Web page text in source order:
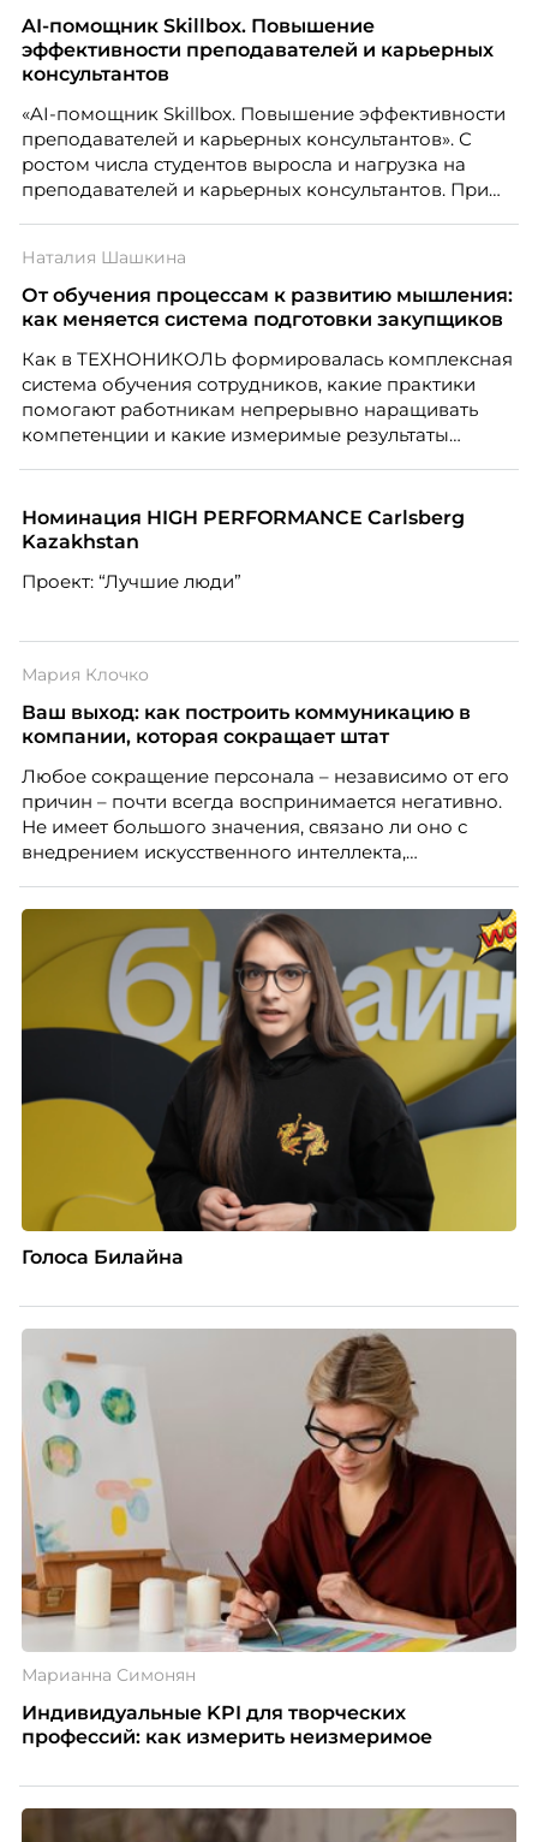
AI-помощник Skillbox. Повышение
эффективности преподавателей и карьерных
консультантов
«AI-помощник Skillbox. Повышение эффективности
преподавателей и карьерных консультантов». С
ростом числа студентов выросла и нагрузка на
преподавателей и карьерных консультантов. При
повысить эффективность сотрудников, ускорить
процессы, сохранить качество поддержки и
масштабироваться без роста команды. Так и
Skillbox.
Наталия Шашкина
От обучения процессам к развитию мышления:
как меняется система подготовки закупщиков
Как в ТЕХНОНИКОЛЬ формировалась комплексная
система обучения сотрудников, какие практики
помогают работникам непрерывно наращивать
компетенции и какие измеримые результаты
закупкам направления «Минеральная изоляция»
компании ТЕХНОНИКОЛЬ.
Номинация HIGH PERFORMANCE Carlsberg
Kazakhstan
Проект: “Лучшие люди”
Мария Клочко
Ваш выход: как построить коммуникацию в
компании, которая сокращает штат
Любое сокращение персонала – независимо от его
причин – почти всегда воспринимается негативно.
Не имеет большого значения, связано ли оно с
внедрением искусственного интеллекта,
структуры компании. Для сотрудников сокращения
означают потерю стабильности, а для внешнего
рынка становятся сигналом о возможных
проблемах организации. В результате увольнения
нередко превращаются в фактор, который
негативно влияет HR-бренд работодателя.
Голоса Билайна
Марианна Симонян
Индивидуальные KPI для творческих
профессий: как измерить неизмеримое